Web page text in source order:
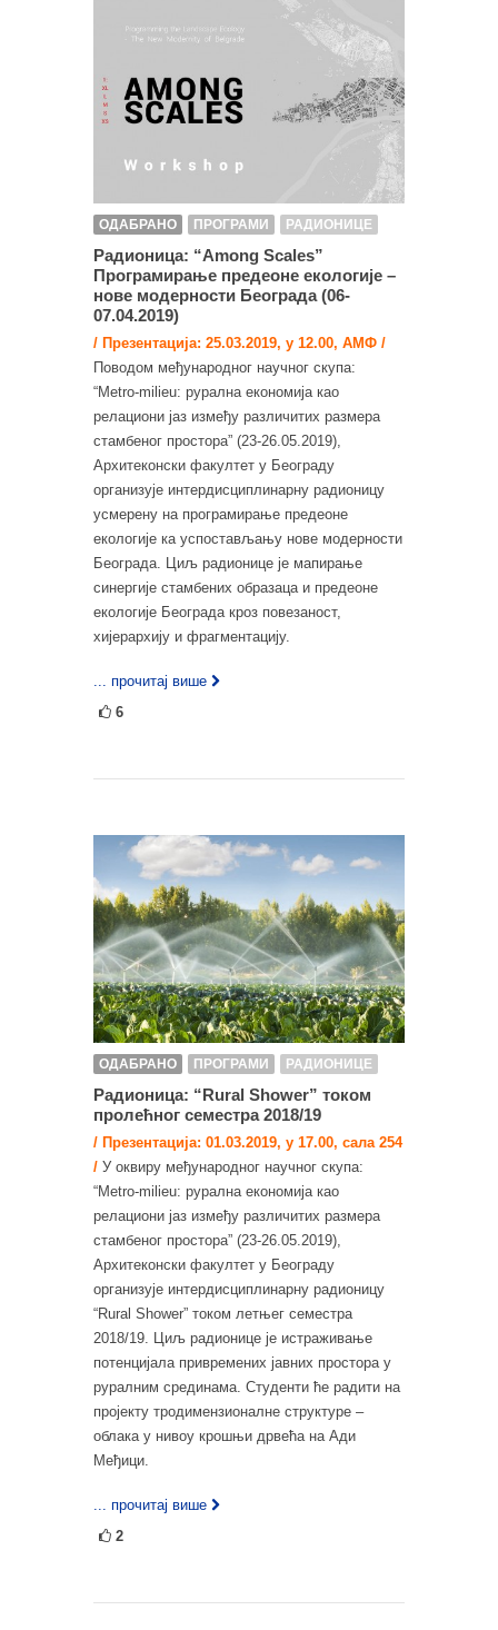
ОДАБРАНО ПРОГРАМИ РАДИОНИЦЕ
Радионица: “Among Scales”
Програмирање предеоне екологије –
нове модерности Београда (06-
07.04.2019)
/ Презентација: 25.03.2019, у 12.00, АМФ /
Поводом међународног научног скупа:
“Metro-milieu: рурална економија као
релациони јаз између различитих размера
стамбеног простора” (23-26.05.2019),
Архитеконски факултет у Београду
организује интердисциплинарну радионицу
усмерену на програмирање предеоне
екологије ка успостављању нове модерности
Београда. Циљ радионице је мапирање
синергије стамбених образаца и предеоне
екологије Београда кроз повезаност,
хијерархију и фрагментацију.
... прочитај више
6
ОДАБРАНО ПРОГРАМИ РАДИОНИЦЕ
Радионица: “Rural Shower” током
пролећног семестра 2018/19
/ Презентација: 01.03.2019, у 17.00, сала 254
/ У оквиру међународног научног скупа:
“Metro-milieu: рурална економија као
релациони јаз између различитих размера
стамбеног простора” (23-26.05.2019),
Архитеконски факултет у Београду
организује интердисциплинарну радионицу
“Rural Shower” током летњег семестра
2018/19. Циљ радионице је истраживање
потенцијала привремених јавних простора у
руралним срединама. Студенти ће радити на
пројекту тродимензионалне структуре –
облака у нивоу крошњи дрвећа на Ади
Међици.
... прочитај више
2